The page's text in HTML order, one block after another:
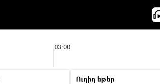
03:00
Ուղիղ եթեր